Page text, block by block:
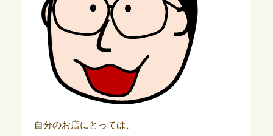
自分のお店にとっては、